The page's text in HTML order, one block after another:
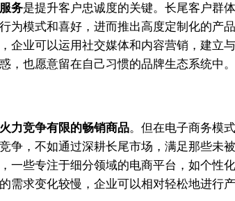
务是提升客户忠诚度的关键。长尾客户群
为模式和喜好，进而推出高度定制化的
企业可以运用社交媒体和内容营销，建
，也愿意留在自己习惯的品牌生态系统中。
力竞争有限的畅销商品。但在电子商务模
争，不如通过深耕长尾市场，满足那些
一些专注于细分领域的电商平台，如个
需求变化较慢，企业可以相对轻松地进行